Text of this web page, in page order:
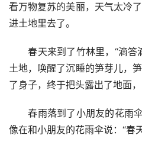
看万物复苏的美丽，天气太冷
进土地里去了。
春天来到了竹林里，“滴答
土地，唤醒了沉睡的笋芽儿，
了身子，终于把头露出了地面
春雨落到了小朋友的花雨伞
像在和小朋友的花雨伞说：“春